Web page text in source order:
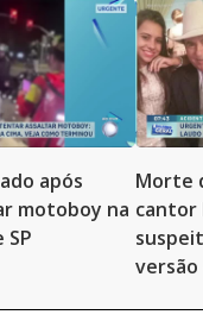
após
motoboy na
Morte
cantor
versão